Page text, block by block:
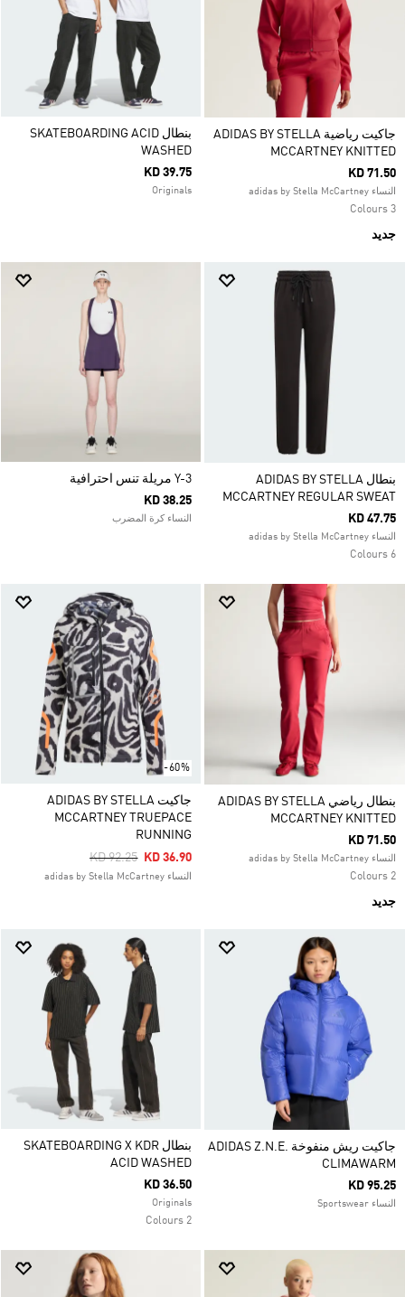
جاكيت رياضية ADIDAS BY STELLA
MCCARTNEY KNITTED
KD 71.50
النساء adidas by Stella McCartney
3 Colours
جديد
بنطال SKATEBOARDING ACID
WASHED
KD 39.75
Originals
بنطال ADIDAS BY STELLA
MCCARTNEY REGULAR SWEAT
KD 47.75
النساء adidas by Stella McCartney
6 Colours
Y-3 مريلة تنس احترافية
KD 38.25
النساء كرة المضرب
بنطال رياضي ADIDAS BY STELLA
MCCARTNEY KNITTED
KD 71.50
النساء adidas by Stella McCartney
2 Colours
جديد
-60%
جاكيت ADIDAS BY STELLA
MCCARTNEY TRUEPACE
RUNNING
Price Reduced From
KD 92.25ToKD 36.90
النساء adidas by Stella McCartney
جاكيت ريش منفوخة ADIDAS Z.N.E.
CLIMAWARM
KD 95.25
النساء Sportswear
بنطال SKATEBOARDING X KDR
ACID WASHED
KD 36.50
Originals
2 Colours